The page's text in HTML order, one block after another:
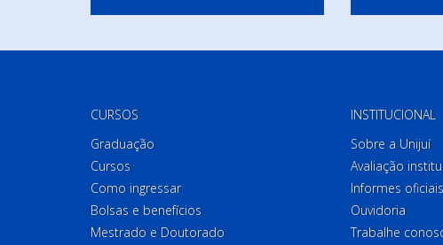
CURSOS
Graduação
Cursos
Como ingressar
Bolsas e benefícios
Mestrado e Doutorado
INSTITUCIONAL
Sobre a Unijuí
Avaliação
Informes oficiais
Ouvidoria
Trabalhe